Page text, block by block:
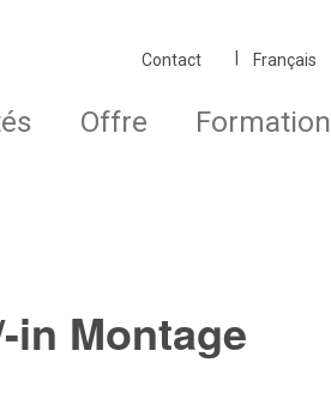
Contact
Offre Formation
Montage